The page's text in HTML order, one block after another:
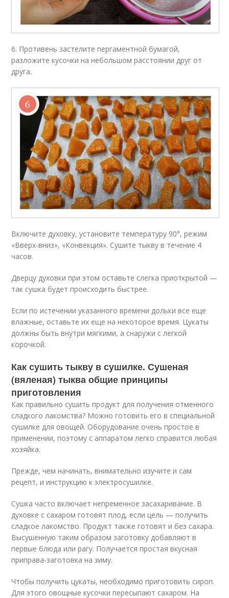
6. Противень застелите пергаментной бумагой,
разложите кусочки на небольшом расстоянии друг от
друга.
Включите духовку, установите температуру 90°, режим
«Вверх-вниз», «Конвекция». Сушите тыкву в течение 4
часов.
Дверцу духовки при этом оставьте слегка приоткрытой —
так сушка будет происходить быстрее.
Если по истечении указанного времени дольки все еще
влажные, оставьте их еще на некоторое время. Цукаты
должны быть внутри мягкими, а снаружи с легкой
корочкой.
Как сушить тыкву в сушилке. Сушеная
(вяленая) тыква общие принципы
приготовления
Как правильно сушить продукт для получения отменного
сладкого лакомства? Можно готовить его в специальной
сушилке для овощей. Оборудование очень простое в
применении, поэтому с аппаратом легко справится любая
хозяйка.
Прежде, чем начинать, внимательно изучите и сам
рецепт, и инструкцию к электросушилке.
Сушка часто включает непременное засахаривание. В
духовке с сахаром готовят плод, если цель — получить
сладкое лакомство. Продукт также готовят и без сахара.
Высушенную таким образом заготовку добавляют в
первые блюда или рагу. Получается простая вкусная
приправа-заготовка на зиму.
Чтобы получить цукаты, необходимо приготовить сироп.
Для этого овощные кусочки пересыпают сахаром. На